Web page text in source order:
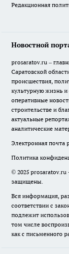
Редакционная
Новостной
prosaratov.ru –
Саратовской
происшествия,
культурную жизнь
оперативные
строительстве и
актуальные
аналитические
Электронная почта
Политика
© 2025 prosaratov.ru
защищены.
Вся информация,
соответствии с
подлежит
том числе
как с письменного